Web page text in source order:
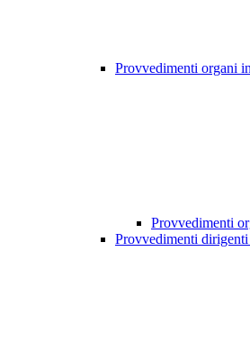
Provvedimenti organi
Provvedimenti
Provvedimenti